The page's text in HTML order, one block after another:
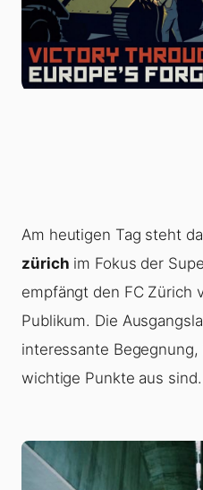
Am heutigen Tag steht
zürich im Fokus der
empfängt den FC Zürich
Publikum. Die
interessante
wichtige Punkte aus sind.